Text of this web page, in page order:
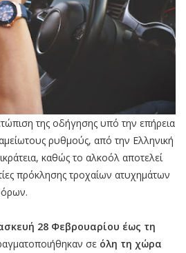
της οδήγησης υπό την επήρεια
ρυθμούς, από την Ελληνική
καθώς το αλκοόλ αποτελεί
πρόκλησης τροχαίων ατυχημάτων
28 Φεβρουαρίου έως τη
σε όλη τη χώρα